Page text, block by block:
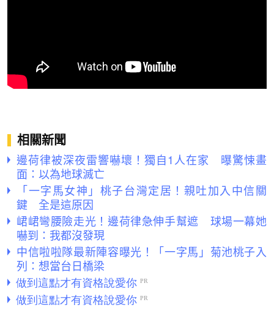
相關新聞
邊荷律被深夜雷響嚇壞！獨自1人在家 曝驚悚畫
面：以為地球滅亡
「一字馬女神」桃子台灣定居！親吐加入中信關
鍵 全是這原因
峮峮彎腰險走光！邊荷律急伸手幫遮 球場一幕她
嚇到：我都沒發現
中信啦啦隊最新陣容曝光！「一字馬」菊池桃子入
列：想當台日橋梁